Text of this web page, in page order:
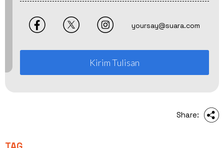
yoursay@suara.com
Kirim Tulisan
Share: